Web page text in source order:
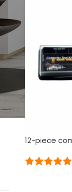
12-piece